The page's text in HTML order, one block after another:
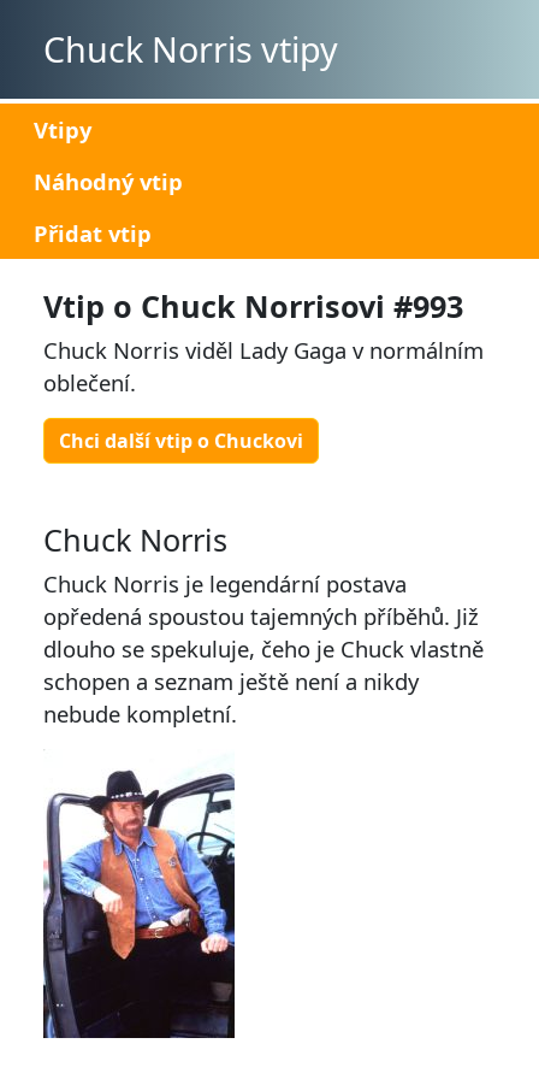
Chuck Norris vtipy
Vtipy
Náhodný vtip
Přidat vtip
Vtip o Chuck Norrisovi #993
Chuck Norris viděl Lady Gaga v normálním
oblečení.
Chci další vtip o Chuckovi
Chuck Norris
Chuck Norris je legendární postava
opředená spoustou tajemných příběhů. Již
dlouho se spekuluje, čeho je Chuck vlastně
schopen a seznam ještě není a nikdy
nebude kompletní.